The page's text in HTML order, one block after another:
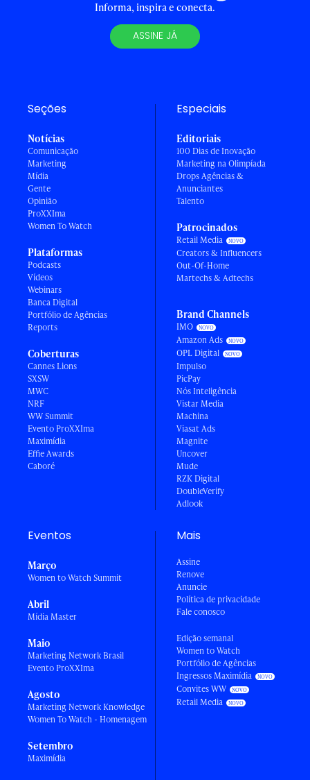
Informa, inspira e conecta.
ASSINE JÁ
Seções
Notícias
Comunicação
Marketing
Mídia
Gente
Opinião
ProXXIma
Women To Watch
Plataformas
Podcasts
Vídeos
Webinars
Banca Digital
Portfólio de Agências
Reports
Coberturas
Cannes Lions
SXSW
MWC
NRF
WW Summit
Evento ProXXIma
Maximídia
Effie Awards
Caboré
Especiais
Editoriais
100 Dias de Inovação
Marketing na Olimpíada
Drops Agências &
Anunciantes
Talento
Patrocinados
Retail Media
Creators & Influencers
Out-Of-Home
Martechs & Adtechs
Brand Channels
IMO
Amazon Ads
OPL Digital
Impulso
PicPay
Nós Inteligência
Vistar Media
Machina
Viasat Ads
Magnite
Uncover
Mude
RZK Digital
DoubleVerify
Adlook
Eventos
Março
Women to Watch Summit
Abril
Mídia Master
Maio
Marketing Network Brasil
Evento ProXXIma
Agosto
Marketing Network Knowledge
Women To Watch - Homenagem
Setembro
Maximídia
Mais
Assine
Renove
Anuncie
Política de privacidade
Fale conosco
Edição semanal
Women to Watch
Portfólio de Agências
Ingressos Maximídia
Convites WW
Retail Media